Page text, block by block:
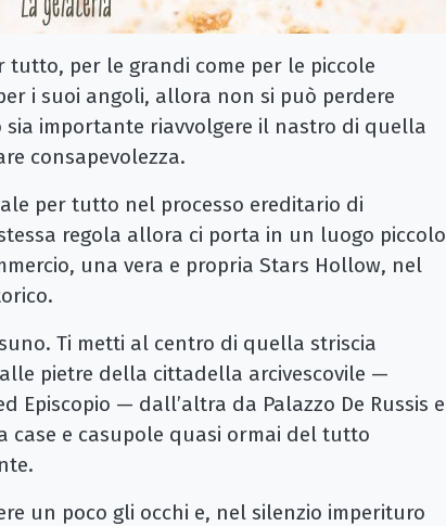
tutto, per le grandi come per le piccole
i suoi angoli, allora non si può perdere
sia importante riavvolgere il nastro di quella
consapevolezza.
per tutto nel processo ereditario di
regola allora ci porta in un luogo piccolo
una vera e propria Stars Hollow, nel
Ti metti al centro di quella striscia
pietre della cittadella arcivescovile —
Episcopio — dall’altra da Palazzo De Russis e
case e casupole quasi ormai del tutto
un poco gli occhi e, nel silenzio imperituro